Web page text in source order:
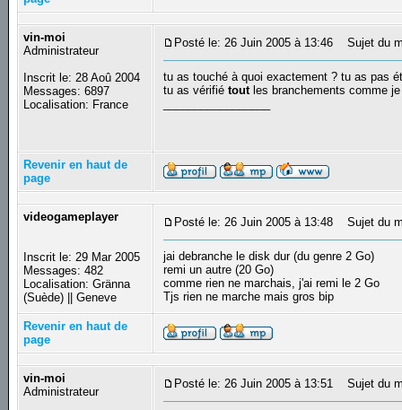
vin-moi
Administrateur
Inscrit le: 28 Aoû 2004
Messages: 6897
Localisation: France
Posté le: 26 Juin 2005 à 13:46 Sujet du
tu as touché à quoi exactement ? tu as pas
tu as vérifiétoutles branchements comme
Revenir en haut de
page
videogameplayer
Inscrit le: 29 Mar 2005
Messages: 482
Localisation: Gränna
(Suède) || Geneve
Posté le: 26 Juin 2005 à 13:48 Sujet du
jai debranche le disk dur (du genre 2 Go)
remi un autre (20 Go)
comme rien ne marchais, j'ai remi le 2 Go
Tjs rien ne marche mais gros bip
Revenir en haut de
page
vin-moi
Administrateur
Posté le: 26 Juin 2005 à 13:51 Sujet du